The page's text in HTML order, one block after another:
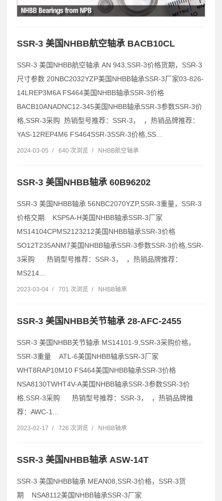
SSR-3 美国NHBB航空轴承 BACB10CL
SSR-3 美国NHBB航空轴承 AN 943,SSR-3价格货期，SSR-3
尺寸参数 20NBC2032YZP美国NHBB轴承SSR-3厂家03-826-
14LREP3M6A FS464美国NHBB轴承SSR-3价格
BACB10ANADNC12-345美国NHBB轴承SSR-3参数SSR-3价
格,SSR-3采购 热销型号推荐：SSR-3， ，热销品牌推荐：
YAS-12REP4M6 FS464SSR-3SSR-3价格,SS...
2024-03-05 / 640 次浏览 / NHBB航空轴承
SSR-3 美国NHBB轴承 60B96202
SSR-3 美国NHBB轴承 56NBC2070YZP,SSR-3重量，SSR-3
价格交期 KSP5A-H美国NHBB轴承SSR-3厂家
MS14104CPMS2123212美国NHBB轴承SSR-3价格
SO12T235ANM7美国NHBB轴承SSR-3参数SSR-3价格,SSR-
3采购 热销型号推荐：SSR-3， ，热销品牌推荐：
MS214...
2023-03-04 / 701 次浏览 / NHBB轴承
SSR-3 美国NHBB关节轴承 28-AFC-2455
SSR-3 美国NHBB关节轴承 MS14101-9,SSR-3采购价格，
SSR-3重量 ATL-6美国NHBB轴承SSR-3厂家
WHT8RAP10M10 FS464美国NHBB轴承SSR-3价格
NSA8130TWHT4V-A美国NHBB轴承SSR-3参数SSR-3价
格,SSR-3采购 热销型号推荐：SSR-3， ，热销品牌推
荐：AWC-1...
2023-02-17 / 726 次浏览 / NHBB轴承
SSR-3 美国NHBB轴承 ASW-14T
SSR-3 美国NHBB轴承 MEAN08,SSR-3价格，SSR-3货
期 NSA8112美国NHBB轴承SSR-3厂家